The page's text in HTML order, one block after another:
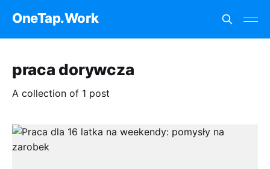
OneTap.Work
praca dorywcza
A collection of 1 post